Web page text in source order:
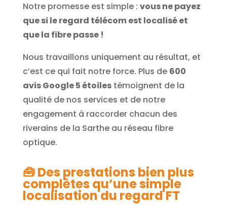
Notre promesse est simple : vous ne payez
que si le regard télécom est localisé et
que la fibre passe !
Nous travaillons uniquement au résultat, et
c’est ce qui fait notre force. Plus de 600
avis Google 5 étoilestémoignent de la
qualité de nos services et de notre
engagement à raccorder chacun des
riverains de la Sarthe au réseau fibre
optique.
🧰Des prestations bien plus
complètes qu’une simple
localisation du regard FT